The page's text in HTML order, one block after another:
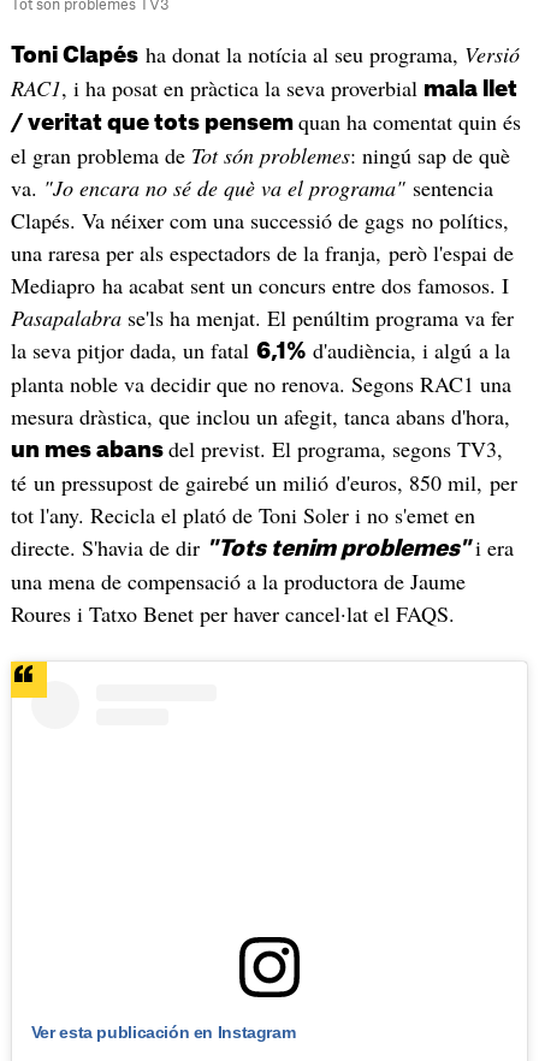
Tot són problemes TV3
Toni Clapésha donat la notícia al seu programa, Versió
RAC1, i ha posat en pràctica la seva proverbial mala llet
/ veritat que tots pensem quan ha comentat quin és
el gran problema de Tot són problemes: ningú sap de què
va. "Jo encara no sé de què va el programa"sentencia
Clapés. Va néixer com una successió de gags no polítics,
una raresa per als espectadors de la franja, però l'espai de
Mediapro ha acabat sent un concurs entre dos famosos. I
Pasapalabrase'ls ha menjat. El penúltim programa va fer
la seva pitjor dada, un fatal 6,1% d'audiència, i algú a la
planta noble va decidir que no renova. Segons RAC1 una
mesura dràstica, que inclou un afegit, tanca abans d'hora,
un mes abans del previst. El programa, segons TV3,
té un pressupost de gairebé un milió d'euros, 850 mil, per
tot l'any. Recicla el plató de Toni Soler i no s'emet en
directe. S'havia de dir "Tots tenim problemes"i era
una mena de compensació a la productora de Jaume
Roures i Tatxo Benet per haver cancel·lat el FAQS.
Ver esta publicación en Instagram